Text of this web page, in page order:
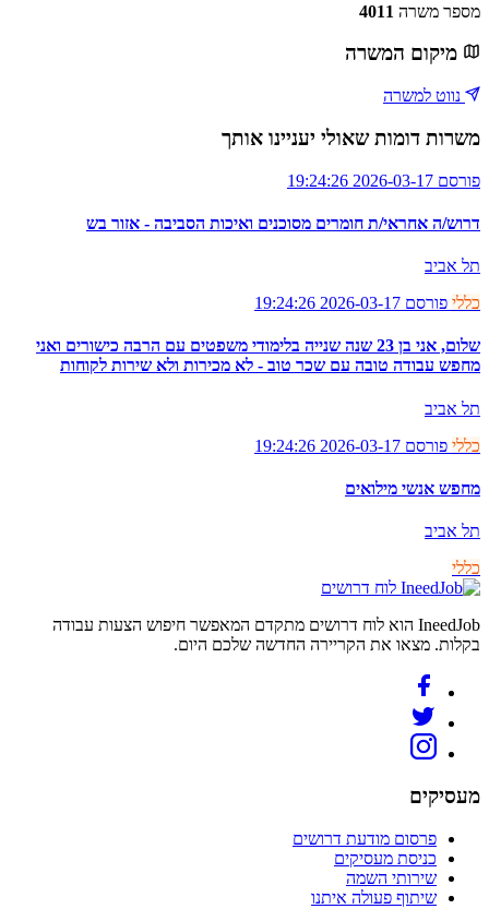
מספר משרה 4011
מיקום המשרה
נווט למשרה
משרות דומות שאולי יעניינו אותך
פורסם 2026-03-17 19:24:26
דרוש/ה אחראי/ת חומרים מסוכנים ואיכות הסביבה - אזור בש
תל אביב
כללי פורסם 2026-03-17 19:24:26
שלום, אני בן 23 שנה שנייה בלימודי משפטים עם הרבה כישורים ואני
מחפש עבודה טובה עם שכר טוב - לא מכירות ולא שירות לקוחות
תל אביב
כללי פורסם 2026-03-17 19:24:26
מחפש אנשי מילואים
תל אביב
כללי
לוח דרושים
IneedJob הוא לוח דרושים מתקדם המאפשר חיפוש הצעות עבודה
בקלות. מצאו את הקריירה החדשה שלכם היום.
מעסיקים
פרסום מודעת דרושים
כניסת מעסיקים
שירותי השמה
שיתוף פעולה איתנו